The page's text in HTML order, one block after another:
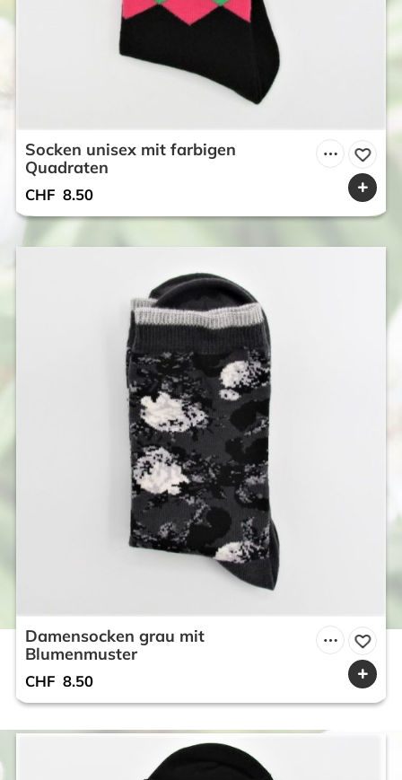
Socken unisex mit farbigen
Quadraten
CHF 8.50
Damensocken grau mit
Blumenmuster
CHF 8.50